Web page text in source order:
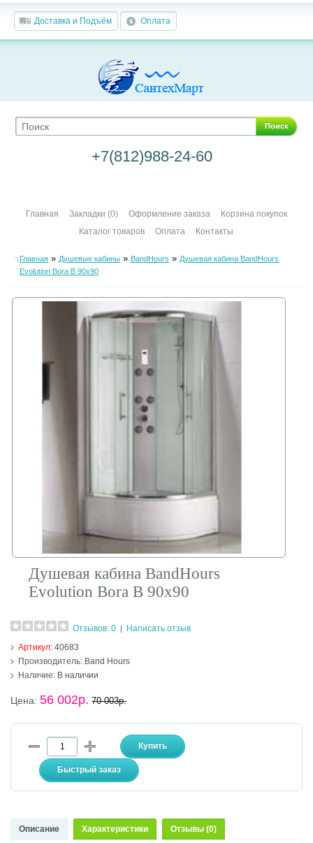
Доставка и Подъём Оплата
Поиск
+7(812)988-24-60
Главная Закладки (0) Оформление заказа
Корзина покупок
Каталог товаров
Оплата Контакты
Главная» Душевые кабины» BandHours » Душевая кабина BandHours
Evolution Bora B 90х90
Душевая кабина BandHours
Evolution Bora B 90х90
Отзывов: 0
Написать отзыв
Артикул:40683
Производитель: Band Hours
Наличие: В наличии
Цена:56 002р. 70 003р.
Описание Характеристики Отзывы (0)